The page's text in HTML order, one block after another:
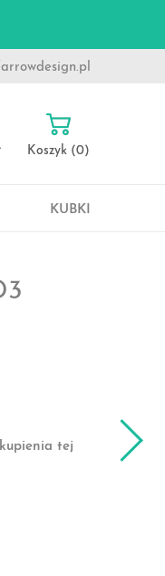
Koszyk (0)
KUBKI
tej